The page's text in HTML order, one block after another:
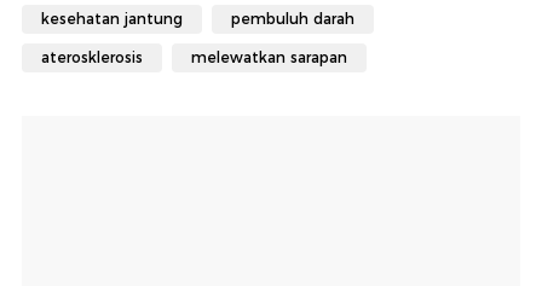
kesehatan jantung pembuluh darah
aterosklerosis melewatkan sarapan